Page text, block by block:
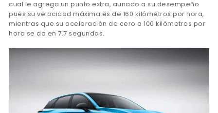
cual le agrega un punto extra, aunado a su desempeño
pues su velocidad máxima es de 160 kilómetros por hora,
mientras que su aceleración de cero a 100 kilómetros por
hora se da en 7.7 segundos.